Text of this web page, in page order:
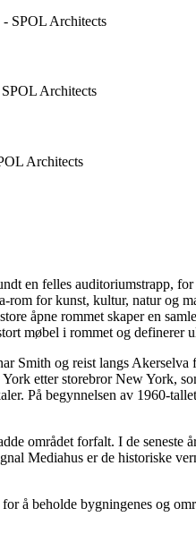
en felles auditoriumstrapp,
rom for kunst, kultur, natur og
åpne rommet skaper en
møbel i rommet og definerer
Smith og reist langs
etter storebror New York,
På begynnelsen av 1960-
området forfalt. I de
Mediahus er de historiske
å beholde bygningenes og